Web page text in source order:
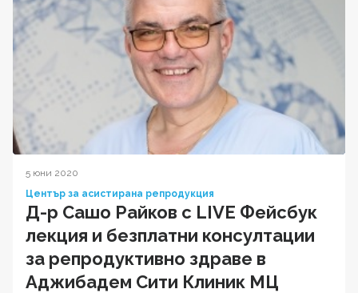
5 юни 2020
Център за асистирана репродукция
Д-р Сашо Райков с LIVE Фейсбук
лекция и безплатни консултации
за репродуктивно здраве в
Аджибадем Сити Клиник МЦ